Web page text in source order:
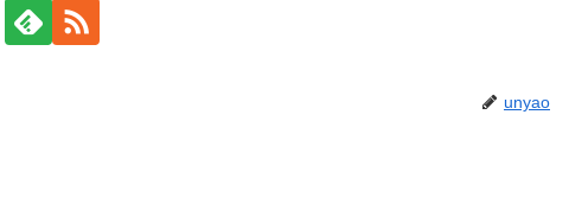
unyao